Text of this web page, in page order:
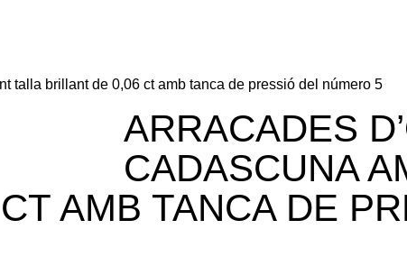
talla brillant de 0,06 ct amb tanca de pressió del número 5
ARRACADES
CADASCUNA
AMB TANCA DE